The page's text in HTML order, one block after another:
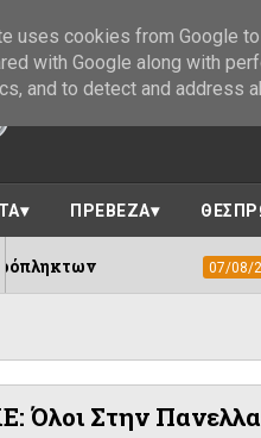
ΠΡΕΒΕΖΑ
07/08/2026 Δήμος
Στην
uses cookies from Google
with Google along with
and to detect and address